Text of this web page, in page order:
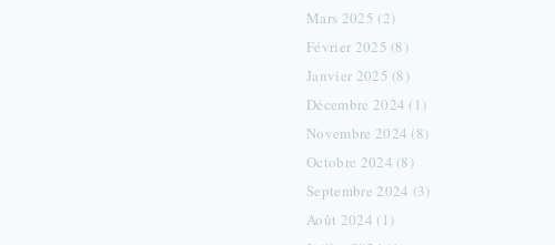
Mars 2025 (2)
Février 2025 (8)
Janvier 2025 (8)
Décembre 2024 (1)
Novembre 2024 (8)
Octobre 2024 (8)
Septembre 2024 (3)
Août 2024 (1)